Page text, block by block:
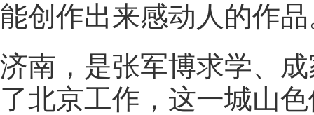
能创作出来感动人的作
济南，是张军博求学、
了北京工作，这一城山